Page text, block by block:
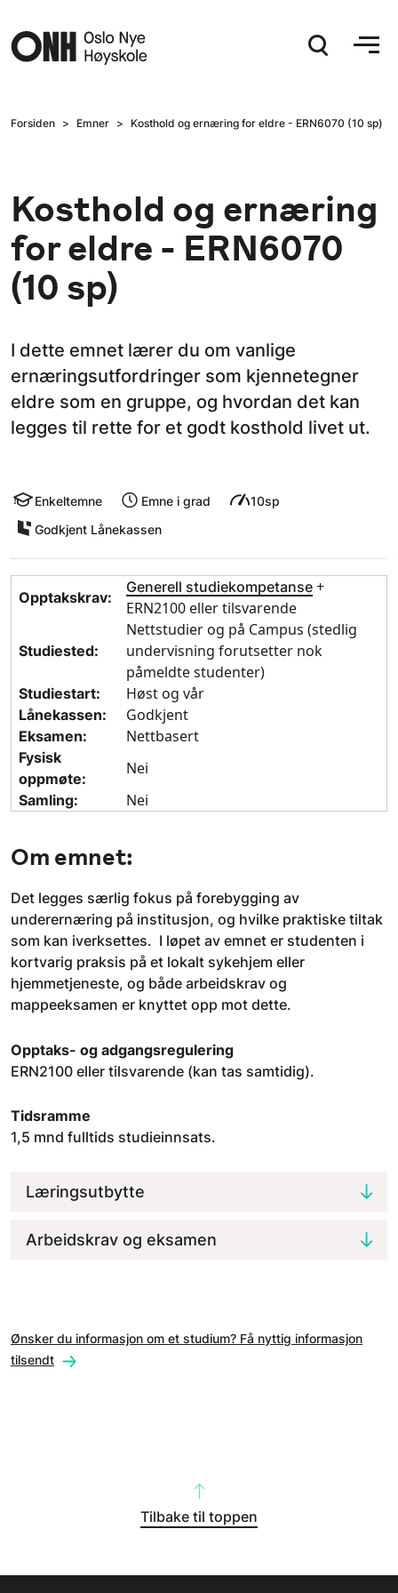
Forsiden Emner Kosthold og ernæring for eldre - ERN6070 (10 sp)
Kosthold og ernæring
for eldre - ERN6070
(10 sp)
I dette emnet lærer du om vanlige
ernæringsutfordringer som kjennetegner
eldre som en gruppe, og hvordan det kan
legges til rette for et godt kosthold livet ut.
Enkeltemne Emne i grad
10sp
Godkjent Lånekassen
Opptakskrav:
Generell studiekompetanse +
ERN2100 eller tilsvarende
Studiested:
Nettstudier og på Campus (stedlig
undervisning forutsetter nok
påmeldte studenter)
Studiestart: Høst og vår
Lånekassen: Godkjent
Eksamen: Nettbasert
Fysisk
oppmøte:
Nei
Samling: Nei
Om emnet:
Det legges særlig fokus på forebygging av
underernæring på institusjon, og hvilke praktiske tiltak
som kan iverksettes. I løpet av emnet er studenten i
kortvarig praksis på et lokalt sykehjem eller
hjemmetjeneste, og både arbeidskrav og
mappeeksamen er knyttet opp mot dette.
Opptaks- og adgangsregulering
ERN2100 eller tilsvarende (kan tas samtidig).
Tidsramme
1,5 mnd fulltids studieinnsats.
Læringsutbytte
Arbeidskrav og eksamen
Ønsker du informasjon om et studium? Få nyttig informasjon
tilsendt
Tilbake til toppen